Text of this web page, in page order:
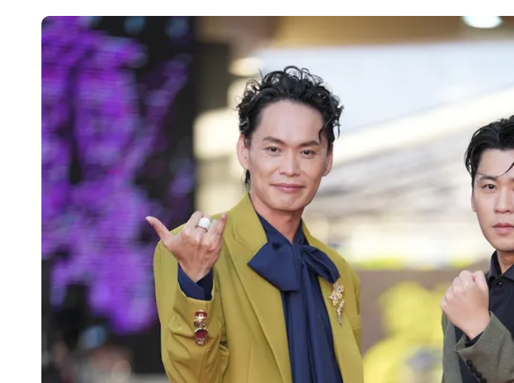
UNIQLO涼感衣不涼？店員揭「洗標編號」藏玄機
國家隊戰績！投資報酬率飆81％ 台積電一檔狂賺76億
賴清德「總統級嘲諷」嗆爆盧秀燕！8年總帳一次掀翻
70歲姜厚任攜小2輪女友現身！交往原因超Man
駐英台北代表處徵助理 薪資99K！工作內容讓人看傻
白海豚明恐海警！全台大雨3天「這區下到紫爆」
疑「破百間日租套房」遭罰25萬 業者說話了